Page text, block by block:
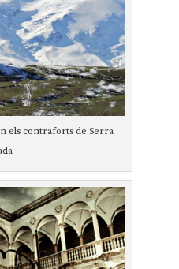
els contraforts de Serra